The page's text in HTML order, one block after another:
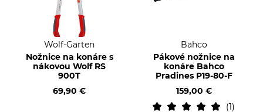
Wolf-Garten
Nožnice na konáre s
nákovou Wolf RS
900T
69,90 €
Bahco
Pákové nožnice na
konáre Bahco
Pradines P19-80-F
159,00 €
1